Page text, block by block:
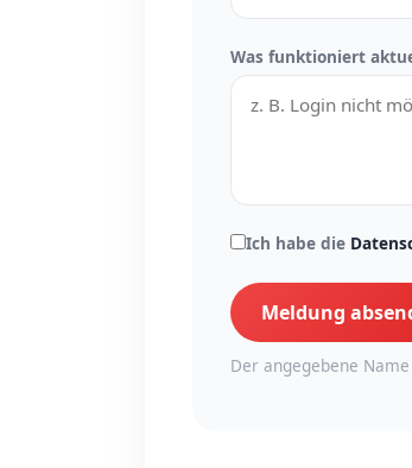
Was funktioniert
Ich habe die
Meldung
Der angegebene